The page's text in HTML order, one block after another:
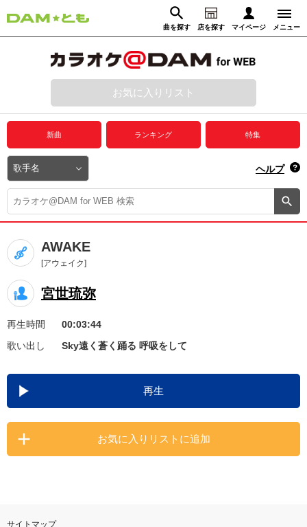
曲を探す 店を探す マイページ メニュー
動画からさがす 録音からさがす
ログイン
プレミアムサービス
DAM★とも動画
DAM★とも録音
カラオケ＠DAM
ユーザー検索
キャンペーン
お知らせ よくあるご質問
DAMの新曲・ランキングなど
カラオケ最新情報をチェック！
お気に入りリスト
新曲 ランキング 特集
ヘルプ
AWAKE
[アウェイク]
宮世琉弥
再生時間
00:03:44
歌い出し
Sky遠く蒼く踊る 呼吸をして
再生
お気に入りリストに追加
サイトマップ